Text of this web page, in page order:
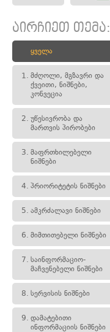
აირჩიეთ თემა:
ყველა
1. მძღოლი, მგზავრი და
ქვეითი, ნიშნები,
კონვეცია
2. უწესივრობა და
მართვის პირობები
3. მაფრთხილებელი
ნიშნები
4. პრიორიტეტის ნიშნები
5. ამკრძალავი ნიშნები
6. მიმთითებელი ნიშნები
7. საინფორმაციო-
მაჩვენებელი ნიშნები
8. სერვისის ნიშნები
9. დამატებითი
ინფორმაციის ნიშნები